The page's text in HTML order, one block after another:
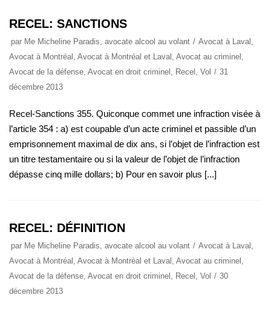
RECEL: SANCTIONS
par Me Micheline Paradis, avocate alcool au volant Avocat à Laval ,
Avocat à Montréal , Avocat à Montréal et Laval , Avocat au criminel ,
Avocat de la défense, Avocat en droit criminel , Recel , Vol
31
décembre 2013
Recel-Sanctions 355. Quiconque commet une infraction visée à
l’article 354 : a) est coupable d’un acte criminel et passible d’un
emprisonnement maximal de dix ans, si l’objet de l’infraction est
un titre testamentaire ou si la valeur de l’objet de l’infraction
dépasse cinq mille dollars; b) Pour en savoir plus [...]
RECEL: DÉFINITION
par Me Micheline Paradis, avocate alcool au volant Avocat à Laval ,
Avocat à Montréal , Avocat à Montréal et Laval , Avocat au criminel ,
Avocat de la défense, Avocat en droit criminel , Recel , Vol
30
décembre 2013